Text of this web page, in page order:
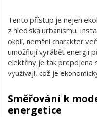
Tento přístup je nejen
z hlediska urbanismu.
okolí, nemění charakter
umožňují vyrábět energii
elektřiny je tak propojena
využívají, což je
Směřování k
energetice